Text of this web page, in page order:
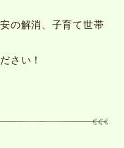
の解消、子育て世帯
さい！